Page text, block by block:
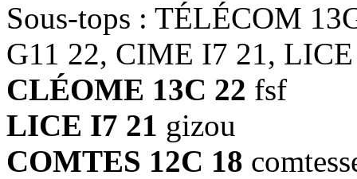
Sous-tops : TÉLÉCOM
G11 22, CIME I7 21,
CLÉOME 13C 22 fsf
LICE I7 21 gizou
COMTES 12C 18